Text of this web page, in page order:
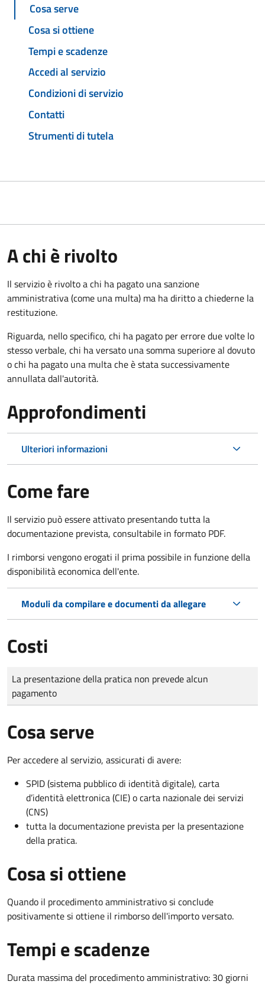
Cosa serve
Cosa si ottiene
Tempi e scadenze
Accedi al servizio
Condizioni di servizio
Contatti
Strumenti di tutela
A chi è rivolto
Il servizio è rivolto a chi ha pagato una sanzione
amministrativa (come una multa) ma ha diritto a chiederne la
restituzione.
Riguarda, nello specifico, chi ha pagato per errore due volte lo
stesso verbale, chi ha versato una somma superiore al dovuto
o chi ha pagato una multa che è stata successivamente
annullata dall'autorità.
Approfondimenti
Ulteriori informazioni
Come fare
Il servizio può essere attivato presentando tutta la
documentazione prevista, consultabile in formato PDF.
I rimborsi vengono erogati il prima possibile in funzione della
disponibilità economica dell'ente.
Moduli da compilare e documenti da allegare
Costi
Tipo di pagamento
Importo
La presentazione della pratica non prevede alcun
pagamento
Cosa serve
Per accedere al servizio, assicurati di avere:
SPID (sistema pubblico di identità digitale), carta
d’identità elettronica (CIE) o carta nazionale dei servizi
(CNS)
tutta la documentazione prevista per la presentazione
della pratica.
Cosa si ottiene
Quando il procedimento amministrativo si conclude
positivamente si ottiene il rimborso dell'importo versato.
Tempi e scadenze
Durata massima del procedimento amministrativo: 30 giorni